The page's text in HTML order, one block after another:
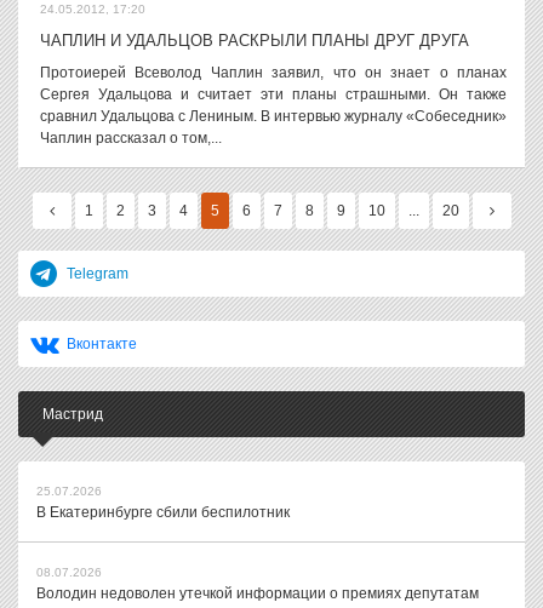
24.05.2012, 17:20
ЧАПЛИН И УДАЛЬЦОВ РАСКРЫЛИ ПЛАНЫ ДРУГ ДРУГА
Протоиерей Всеволод Чаплин заявил, что он знает о планах
Сергея Удальцова и считает эти планы страшными. Он также
сравнил Удальцова с Лениным. В интервью журналу «Собеседник»
Чаплин рассказал о том,...
1 2 3 4 5 6 7 8 9 10 ... 20
Telegram
Вконтакте
Мастрид
25.07.2026
В Екатеринбурге сбили беспилотник
08.07.2026
Володин недоволен утечкой информации о премиях депутатам